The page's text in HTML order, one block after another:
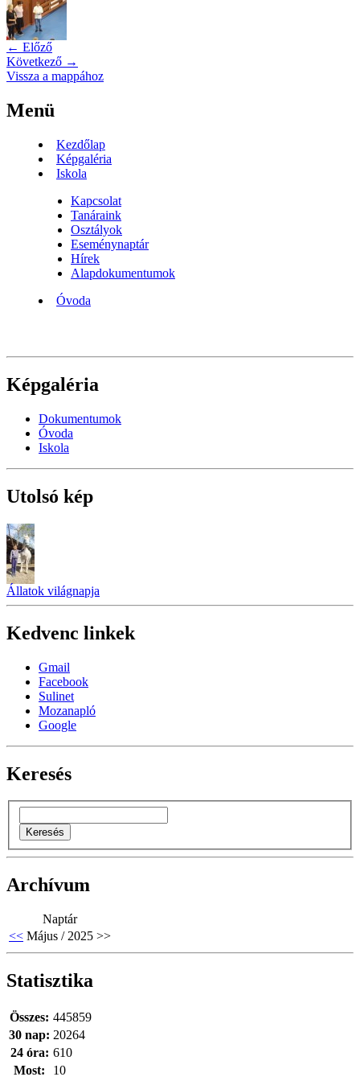
← Előző
Következő →
Vissza a mappához
Menü
Kezdőlap
Képgaléria
Iskola
Kapcsolat
Tanáraink
Osztályok
Eseménynaptár
Hírek
Alapdokumentumok
Óvoda
Képgaléria
Dokumentumok
Óvoda
Iskola
Utolsó kép
Állatok világnapja
Kedvenc linkek
Gmail
Facebook
Sulinet
Mozanapló
Google
Keresés
Archívum
Naptár
<< Május / 2025 >>
Statisztika
Most: 10
Összes: 445859
30 nap: 20264
24 óra: 610